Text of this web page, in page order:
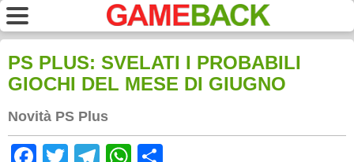
PS PLUS: SVELATI I PROBABILI
GIOCHI DEL MESE DI GIUGNO
Novità PS Plus